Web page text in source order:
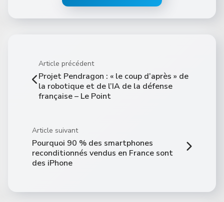
Article précédent
Projet Pendragon : « le coup d’après » de
la robotique et de l’IA de la défense
française – Le Point
Article suivant
Pourquoi 90 % des smartphones
reconditionnés vendus en France sont
des iPhone